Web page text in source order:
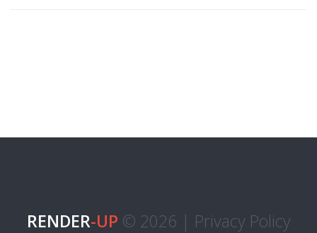
RENDER-UP © 2026 | Privacy Policy